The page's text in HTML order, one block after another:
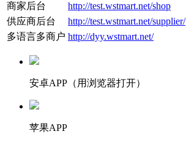
商家后台
http://test.wstmart.net/shop
供应商后台
http://test.wstmart.net/supplier/
多语言多商户 http://dyy.wstmart.net/
安卓APP（用浏览器打开）
苹果APP